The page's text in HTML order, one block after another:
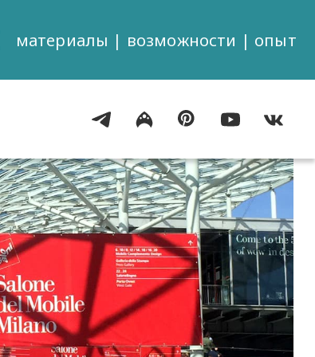
материалы | возможности | опыт